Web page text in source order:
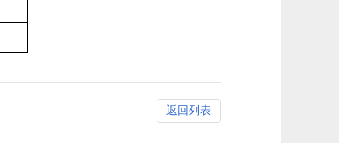
返回列表